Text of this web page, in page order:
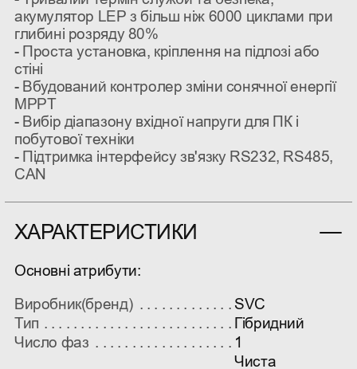
акумулятор LEP з більш ніж 6000 циклами при
глибині розряду 80%
- Проста установка, кріплення на підлозі або
стіні
- Вбудований контролер зміни сонячної енергії
MPPT
- Вибір діапазону вхідної напруги для ПК і
побутової техніки
- Підтримка інтерфейсу зв'язку RS232, RS485,
CAN
ХАРАКТЕРИСТИКИ
Основні атрибути:
Виробник(бренд)
SVC
Тип
Гібридний
Число фаз
1
Чиста